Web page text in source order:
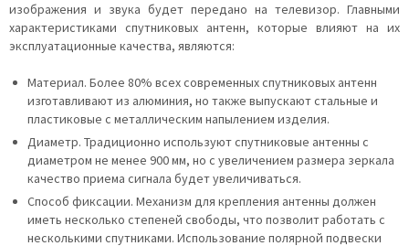
изображения и звука будет передано на телевизор. Главными
характеристиками спутниковых антенн, которые влияют на их
эксплуатационные качества, являются:
Материал. Более 80% всех современных спутниковых антенн
изготавливают из алюминия, но также выпускают стальные и
пластиковые с металлическим напылением изделия.
Диаметр. Традиционно используют спутниковые антенны с
диаметром не менее 900 мм, но с увеличением размера зеркала
качество приема сигнала будет увеличиваться.
Способ фиксации. Механизм для крепления антенны должен
иметь несколько степеней свободы, что позволит работать с
несколькими спутниками. Использование полярной подвески